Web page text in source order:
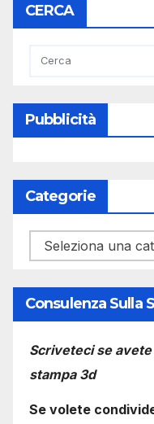
CERCA
Pubblicità
Categorie
Categorie
Consulenza Sulla
Scriveteci se
stampa 3d
Se volete